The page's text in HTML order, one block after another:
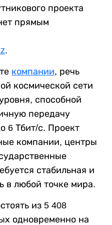
проекта
прямым
.
компании, речь
космической сети
способной
передачу
6 Тбит/с. Проект
компании, центры
стабильная и
в любой точке мира.
из 5 408
одновременно на